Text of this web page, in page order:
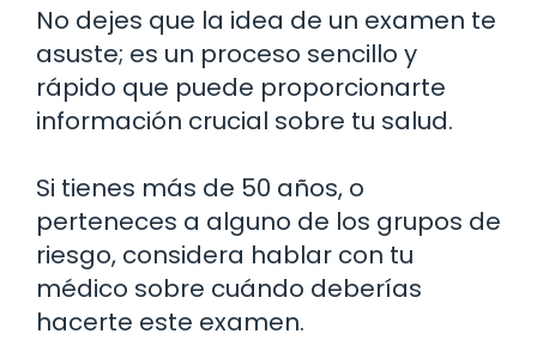
No dejes que la idea de un examen te
asuste; es un proceso sencillo y
rápido que puede proporcionarte
información crucial sobre tu salud.
Si tienes más de 50 años, o
perteneces a alguno de los grupos de
riesgo, considera hablar con tu
médico sobre cuándo deberías
hacerte este examen.